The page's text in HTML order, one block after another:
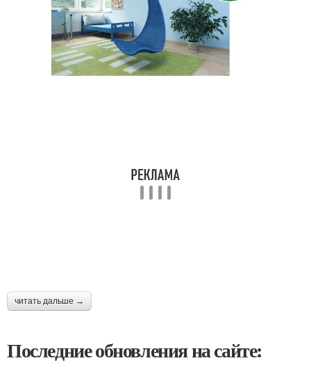
читать дальше →
Последние обновления на сайте: